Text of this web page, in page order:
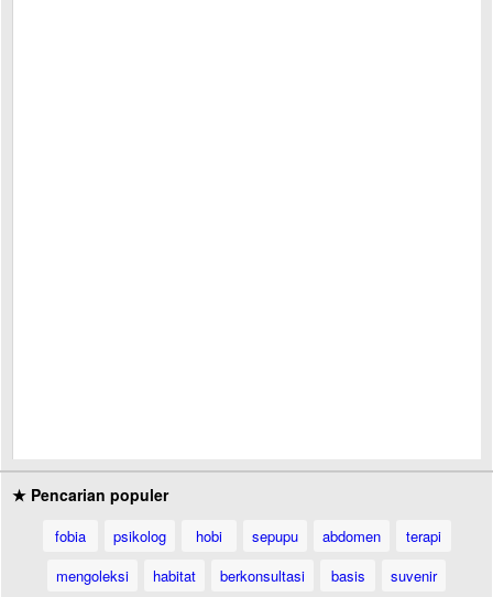
★ Pencarian populer
fobia psikolog hobi sepupu abdomen
terapi
mengoleksi
habitat berkonsultasi basis
suvenir